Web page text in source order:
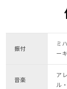
振付
ミ
ー
音楽
ア
ル